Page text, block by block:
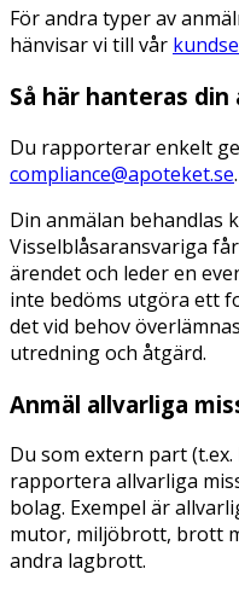
För andra typer av
hänvisar vi till vår
Så här hanteras din
Du rapporterar enkelt
compliance@apoteket.se.
Din anmälan behandlas
Visselblåsaransvariga
ärendet och leder en
inte bedöms utgöra ett
det vid behov
utredning och åtgärd.
Anmäl allvarliga
Du som extern part
rapportera allvarliga
bolag. Exempel är
mutor, miljöbrott, brott
andra lagbrott.